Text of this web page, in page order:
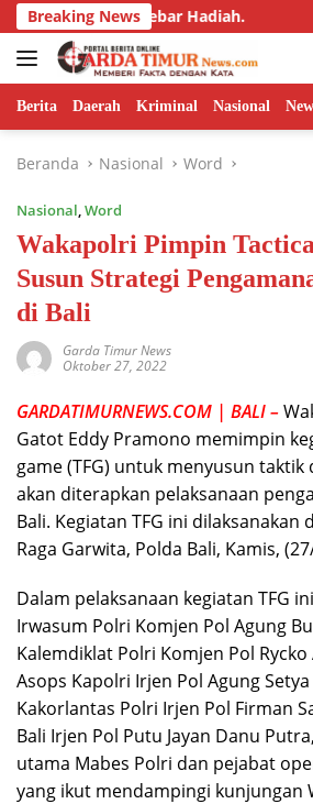
Langsung
ke
konten
Breaking News
Tebar Hadiah. Proyek P3-
Berita Daerah Kriminal Nasional
Beranda Nasional Word
Nasional,Word
Wakapolri Pimpin
Susun Strategi
di Bali
Garda Timur News
Oktober 27, 2022
GARDATIMURNEWS.COM | BALI –
Gatot Eddy Pramono memimpin
game (TFG) untuk menyusun
akan diterapkan pelaksanaan
Bali. Kegiatan TFG ini dilaksanakan
Raga Garwita, Polda Bali, Kamis,
Dalam pelaksanaan kegiatan TFG
Irwasum Polri Komjen Pol Agung
Kalemdiklat Polri Komjen Pol Rycko
Asops Kapolri Irjen Pol Agung
Kakorlantas Polri Irjen Pol Firman
Bali Irjen Pol Putu Jayan Danu
utama Mabes Polri dan pejabat
yang ikut mendampingi kunjungan